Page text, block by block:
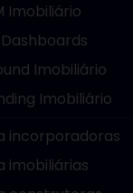
Imobiliário
Dashboards
Imobiliário
Imobiliário
incorporadoras
imobiliárias